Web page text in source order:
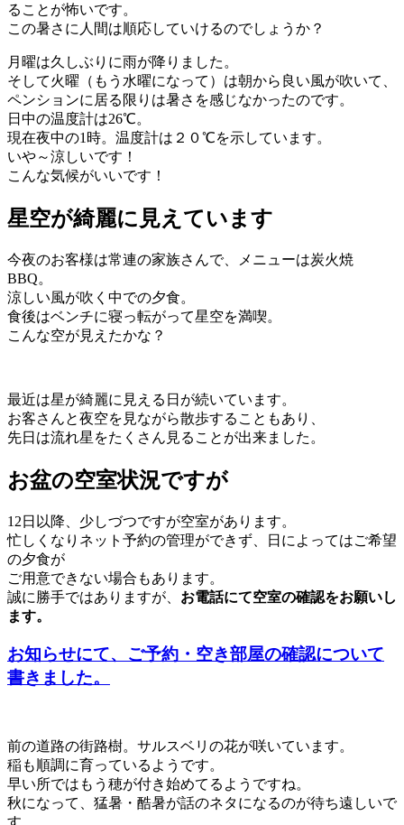
ることが怖いです。
この暑さに人間は順応していけるのでしょうか？
月曜は久しぶりに雨が降りました。
そして火曜（もう水曜になって）は朝から良い風が吹いて、
ペンションに居る限りは暑さを感じなかったのです。
日中の温度計は26℃。
現在夜中の1時。温度計は２０℃を示しています。
いや～涼しいです！
こんな気候がいいです！
星空が綺麗に見えています
今夜のお客様は常連の家族さんで、メニューは炭火焼
BBQ。
涼しい風が吹く中での夕食。
食後はベンチに寝っ転がって星空を満喫。
こんな空が見えたかな？
最近は星が綺麗に見える日が続いています。
お客さんと夜空を見ながら散歩することもあり、
先日は流れ星をたくさん見ることが出来ました。
お盆の空室状況ですが
12日以降、少しづつですが空室があります。
忙しくなりネット予約の管理ができず、日によってはご希望
の夕食が
ご用意できない場合もあります。
誠に勝手ではありますが、 お電話にて空室の確認をお願いし
ます。
お知らせにて、ご予約・空き部屋の確認について
書きました。
前の道路の街路樹。サルスベリの花が咲いています。
稲も順調に育っているようです。
早い所ではもう穂が付き始めてるようですね。
秋になって、猛暑・酷暑が話のネタになるのが待ち遠しいで